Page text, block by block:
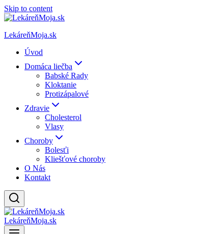
Skip to content
LekáreňMoja.sk
Úvod
Domáca liečba
Babské Rady
Kloktanie
Protizápalové
Zdravie
Cholesterol
Vlasy
Choroby
Bolesťi
Kliešťové choroby
O Nás
Kontakt
LekáreňMoja.sk